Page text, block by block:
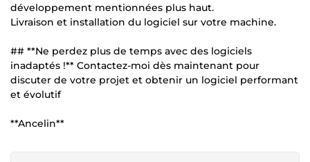
développement mentionnées plus haut.
Livraison et installation du logiciel sur votre machine.
## **Ne perdez plus de temps avec des logiciels
inadaptés !** Contactez-moi dès maintenant pour
discuter de votre projet et obtenir un logiciel performant
et évolutif
**Ancelin**